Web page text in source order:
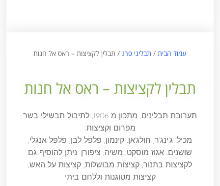
עמוד הבית / תבליני פרג / תבלין לקציצות – ראס אל חנות
תבלין לקציצות – ראס אל חנות
תערובת תבלינים, מתכון מ 1906, לתיבול תבשילי בשר
מפרום וקציצות.
מכיל: ג'ינג'ר, חולג'אן, קינמון, פלפל לבן, פלפל אנגלי,
שושנים, אגוז מוסקט, משיה, ציפורן. ניתן להוסיף גם
לקציצות בתנור, קציצות מבושלות, קציצות על האש,
קציצות מטוגנות וללחם ביתי